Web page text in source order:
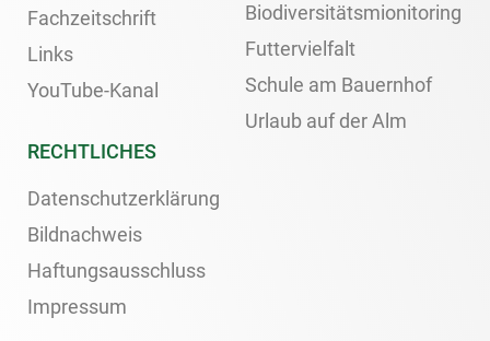
Fachzeitschrift
Links
YouTube-Kanal
Biodiversitätsmionitoring
Futtervielfalt
Schule am Bauernhof
Urlaub auf der Alm
RECHTLICHES
Datenschutzerklärung
Bildnachweis
Haftungsausschluss
Impressum